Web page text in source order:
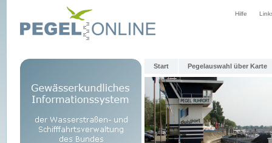
Hilfe
Start Pegelauswahl über Karte